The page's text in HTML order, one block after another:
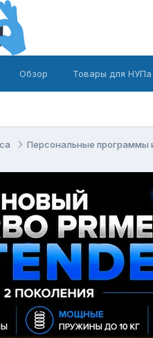
Обзор Товары для НУПа
Персональные программы